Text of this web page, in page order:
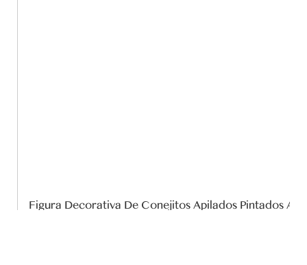
Figura Decorativa De Conejitos Apilados Pintados A